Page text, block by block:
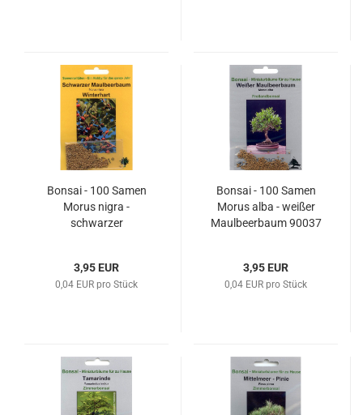
Bonsai - 100 Samen
Morus nigra -
schwarzer
3,95 EUR
0,04 EUR pro Stück
Bonsai - 100 Samen
Morus alba - weißer
Maulbeerbaum 90037
3,95 EUR
0,04 EUR pro Stück